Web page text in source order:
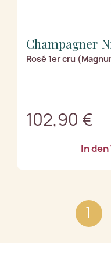
Champagner
Rosé 1er cru
102,90 €
In
1